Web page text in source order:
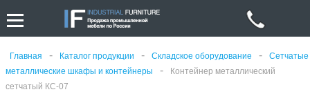
Главная - Каталог продукции - Складское оборудование -
Сетчатые
металлические шкафы и контейнеры
-
Контейнер металлический
сетчатый КС-07